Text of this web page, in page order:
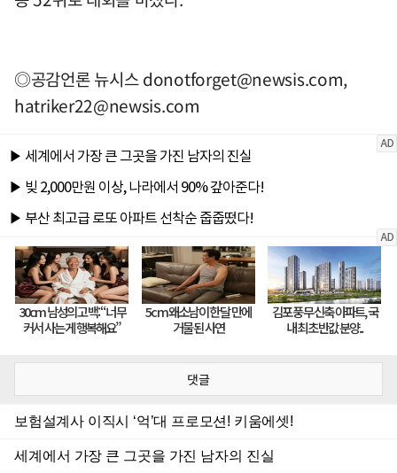
◎공감언론 뉴시스donotforget@newsis.com,
hatriker22@newsis.com
댓글